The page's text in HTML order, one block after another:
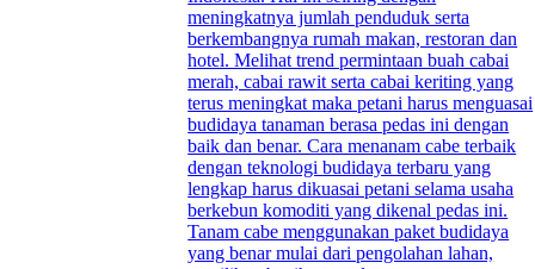
meningkatnya jumlah penduduk serta
berkembangnya rumah makan, restoran dan
hotel. Melihat trend permintaan buah cabai
merah, cabai rawit serta cabai keriting yang
terus meningkat maka petani harus menguasai
budidaya tanaman berasa pedas ini dengan
baik dan benar. Cara menanam cabe terbaik
dengan teknologi budidaya terbaru yang
lengkap harus dikuasai petani selama usaha
berkebun komoditi yang dikenal pedas ini.
Tanam cabe menggunakan paket budidaya
yang benar mulai dari pengolahan lahan,